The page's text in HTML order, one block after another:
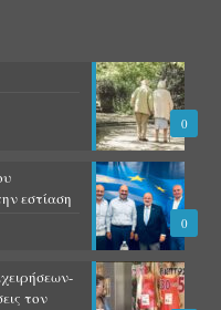
0
0
εστίαση
τον